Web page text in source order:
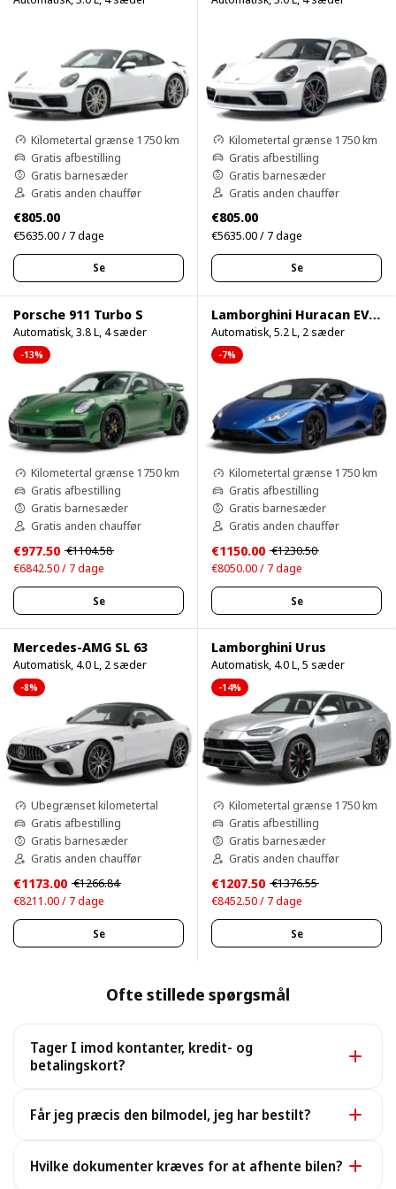
Kilometertal grænse 1750 km
Gratis afbestilling
Gratis barnesæder
Gratis anden chauffør
€805.00
€5635.00 / 7 dage
Se
Kilometertal grænse 1750 km
Gratis afbestilling
Gratis barnesæder
Gratis anden chauffør
€805.00
€5635.00 / 7 dage
Se
Porsche 911 Turbo S
Automatisk, 3.8 L, 4 sæder
-13%
Kilometertal grænse 1750 km
Gratis afbestilling
Gratis barnesæder
Gratis anden chauffør
€977.50 €1104.58
€6842.50 / 7 dage
Se
Lamborghini Huracan EVO Spyder
Automatisk, 5.2 L, 2 sæder
-7%
Kilometertal grænse 1750 km
Gratis afbestilling
Gratis barnesæder
Gratis anden chauffør
€1150.00 €1230.50
€8050.00 / 7 dage
Se
Mercedes-AMG SL 63
Automatisk, 4.0 L, 2 sæder
-8%
Ubegrænset kilometertal
Gratis afbestilling
Gratis barnesæder
Gratis anden chauffør
€1173.00 €1266.84
€8211.00 / 7 dage
Se
Lamborghini Urus
Automatisk, 4.0 L, 5 sæder
-14%
Kilometertal grænse 1750 km
Gratis afbestilling
Gratis barnesæder
Gratis anden chauffør
€1207.50 €1376.55
€8452.50 / 7 dage
Se
Ofte stillede spørgsmål
Tager I imod kontanter, kredit- og
betalingskort?
betalingskort.
Får jeg præcis den bilmodel, jeg har bestilt?
tilfælde, hvor den ikke er tilgængelig, leverer vi en
Hvilke dokumenter kræves for at afhente bilen?